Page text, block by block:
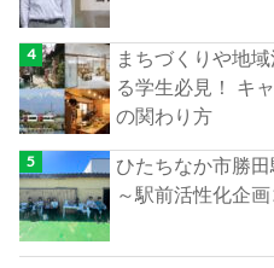
まちづくりや地
る学生必見！ キ
の関わり方
ひたちなか市勝
～駅前活性化企